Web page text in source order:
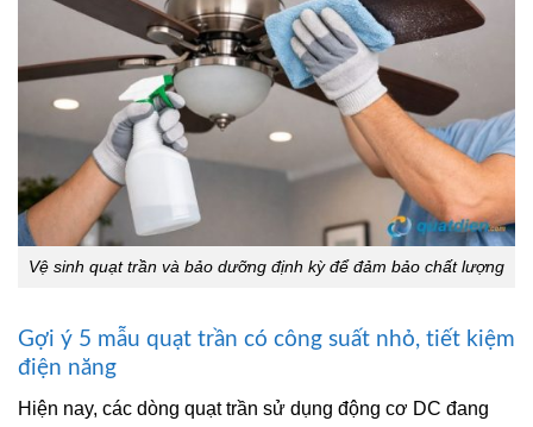
Vệ sinh quạt trần và bảo dưỡng định kỳ để đảm bảo chất lượng
Gợi ý 5 mẫu quạt trần có công suất nhỏ, tiết kiệm
điện năng
Hiện nay, các dòng quạt trần sử dụng động cơ DC đang